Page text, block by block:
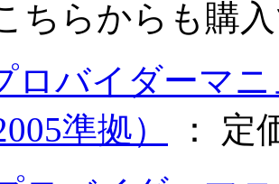
ちらからも購
ロバイダーマ
準拠）
： 定